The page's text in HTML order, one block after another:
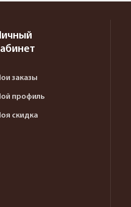
заказы
профиль
скидка